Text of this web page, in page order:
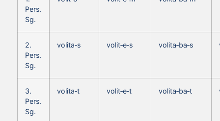
Pers.
Sg.
2.
Pers.
Sg.
volita‑s volit‑e‑s volita‑ba‑s
3.
Pers.
Sg.
volita‑t volit‑e‑t volita‑ba‑t